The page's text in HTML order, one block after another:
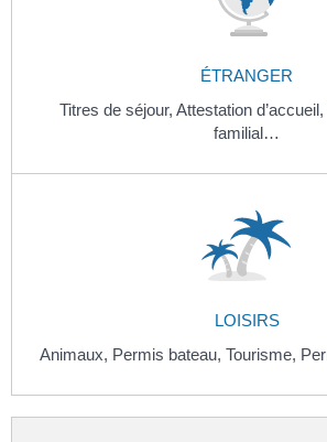
ÉTRANGER
Titres de séjour, Attestation d’accueil,
familial…
LOISIRS
Animaux, Permis bateau, Tourisme,